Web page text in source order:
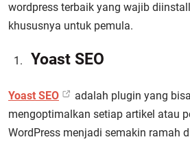
wordpress terbaik yang wajib
khususnya untuk pemula.
Yoast SEO
Yoast SEO
adalah plugin yang
mengoptimalkan setiap artikel atau
WordPress menjadi semakin ramah